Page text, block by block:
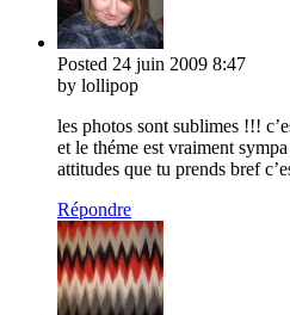
Posted 24 juin 2009 8:47
by lollipop
les photos sont sublimes !!!
et le théme est vraiment
attitudes que tu prends bref
Répondre